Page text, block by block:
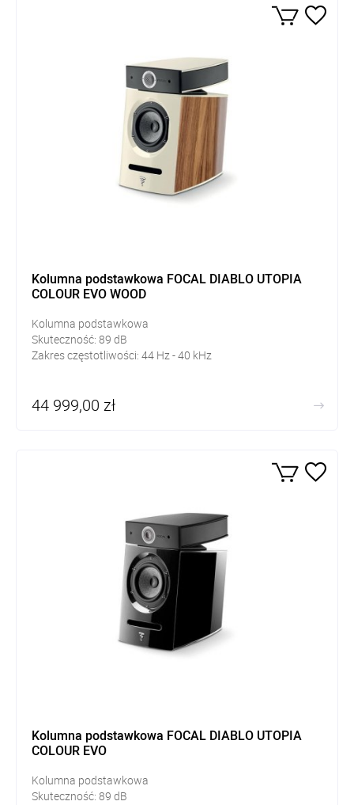
Kolumna podstawkowa FOCAL DIABLO UTOPIA
COLOUR EVO WOOD
Kolumna podstawkowa
Skuteczność: 89 dB
Zakres częstotliwości: 44 Hz - 40 kHz
44 999,00 zł
Kolumna podstawkowa FOCAL DIABLO UTOPIA
COLOUR EVO
Kolumna podstawkowa
Skuteczność: 89 dB